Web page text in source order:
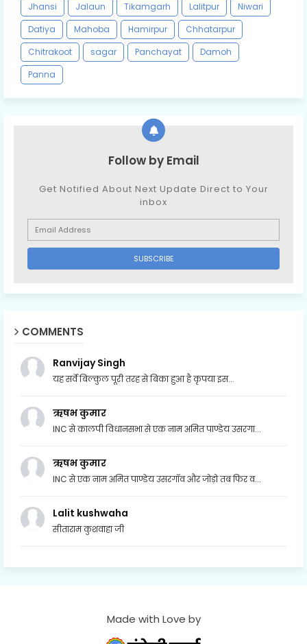
Jhansi Jalaun Tikamgarh Lalitpur
Niwari
Datiya
Mahoba Hamirpur
Chhatarpur
Chitrakoot
sagar Panchayat
Damoh
Panna
Follow by Email
Get Notified About Next Update Direct to Your
inbox
COMMENTS
Ranvijay Singh
यह सर्वे बिल्कुल पूरी तरह से बिका हुआ है कृपया इस...
ऋषभ कुमार
INC से कालपी विधानसभा से एक नाम अमित पाण्डेय उसरगा...
ऋषभ कुमार
INC से एक नाम अमित पाण्डेय उसरगॉव और जोड़ो तब फिर व...
Lalit kushwaha
सीताराम कुशवाहा जी
Made with Love by